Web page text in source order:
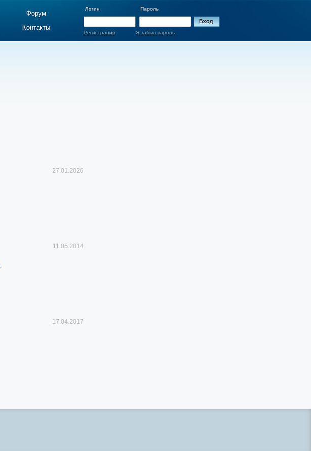
Форум
Контакты
Логин Пароль
Регистрация Я забыл пароль
27.01.2026
,
11.05.2014
17.04.2017